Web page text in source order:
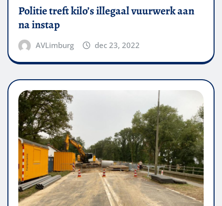
Politie treft kilo’s illegaal vuurwerk aan
na instap
AVLimburg dec 23, 2022